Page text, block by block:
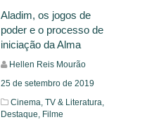
Aladim, os jogos de
poder e o processo de
iniciação da Alma
Hellen Reis Mourão
25 de setembro de 2019
Cinema, TV & Literatura,
Destaque, Filme